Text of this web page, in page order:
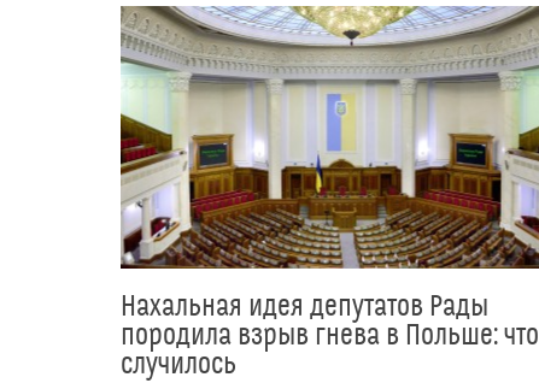
Нахальная идея депутатов Рады
породила взрыв гнева в Польше: что
случилось